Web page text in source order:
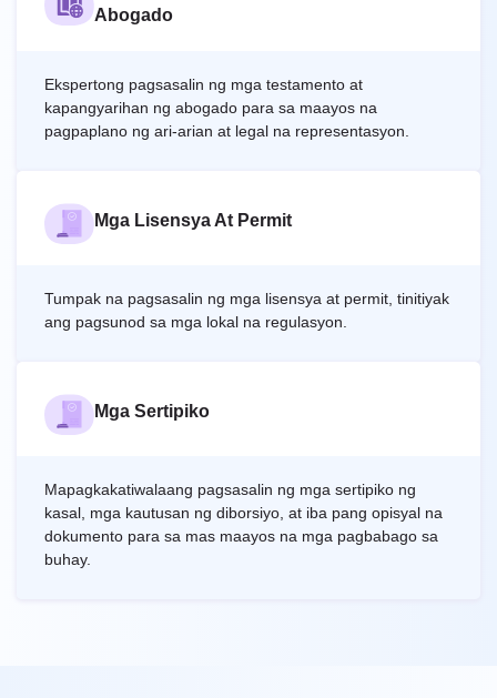
Abogado
Ekspertong pagsasalin ng mga testamento at
kapangyarihan ng abogado para sa maayos na
pagpaplano ng ari-arian at legal na representasyon.
Mga Lisensya At Permit
Tumpak na pagsasalin ng mga lisensya at permit, tinitiyak
ang pagsunod sa mga lokal na regulasyon.
Mga Sertipiko
Mapagkakatiwalaang pagsasalin ng mga sertipiko ng
kasal, mga kautusan ng diborsiyo, at iba pang opisyal na
dokumento para sa mas maayos na mga pagbabago sa
buhay.